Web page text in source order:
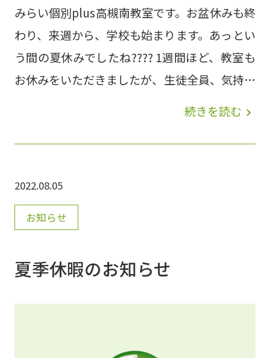
みらい個別plus高槻南教室です。お盆休みも終
わり、来週から、学校も始まります。あっとい
う間の夏休みでしたね???? 1週間ほど、教室も
お休みをいただきましたが、生徒全員、気持ち
を切り替えて、机に向かっています。 夏休みま
１・２年の復習、9月半ばの期末テストを意識
れぞれが目標を立てて、頑張っています???? 暑
さ、夏の疲れ、いろいろなモノに負けそうにな
続きを読む navigate_next
2022.08.05
お知らせ
夏季休暇のお知らせ